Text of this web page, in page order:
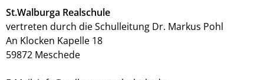
St.Walburga Realschule
vertreten durch die Schulleitung Dr. Markus Pohl
An Klocken Kapelle 18
59872 Meschede